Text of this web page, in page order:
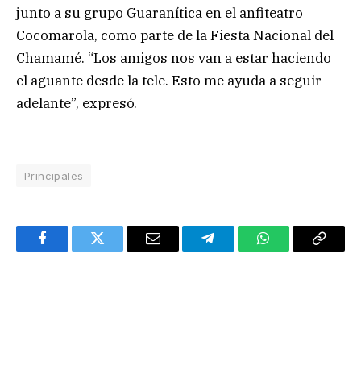
junto a su grupo Guaranítica en el anfiteatro
Cocomarola, como parte de la Fiesta Nacional del
Chamamé. “Los amigos nos van a estar haciendo
el aguante desde la tele. Esto me ayuda a seguir
adelante”, expresó.
Principales
FacebookTwitter Email TelegramWhatsAppCopy